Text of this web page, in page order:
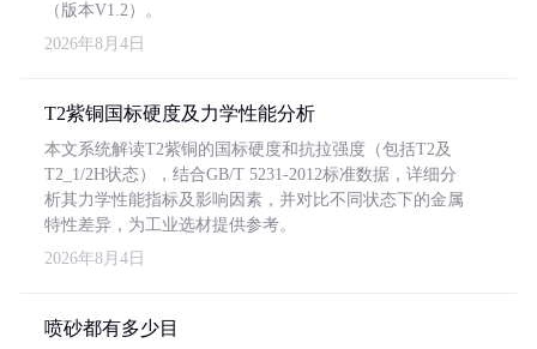
（版本V1.2）。
2026年8月4日
T2紫铜国标硬度及力学性能分析
本文系统解读T2紫铜的国标硬度和抗拉强度（包括T2及
T2_1/2H状态），结合GB/T 5231-2012标准数据，详细分
析其力学性能指标及影响因素，并对比不同状态下的金属
特性差异，为工业选材提供参考。
2026年8月4日
喷砂都有多少目